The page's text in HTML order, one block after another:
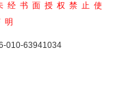
经书面授权禁止使
010-63941034